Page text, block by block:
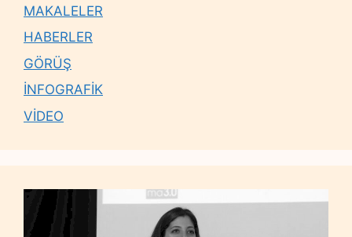
MAKALELER
HABERLER
GÖRÜŞ
İNFOGRAFİK
VİDEO